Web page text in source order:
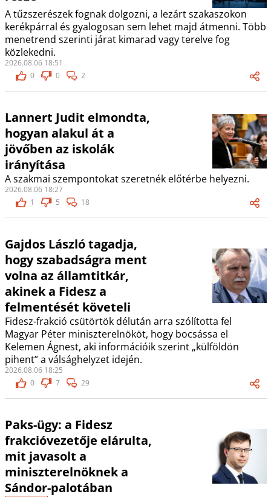
A tűzszerészek fognak dolgozni, a lezárt szakaszokon
kerékpárral és gyalogosan sem lehet majd átmenni. Több
menetrend szerinti járat kimarad vagy terelve fog
közlekedni.
2026.08.06 18:51
0
0 2
Lannert Judit elmondta,
hogyan alakul át a
jövőben az iskolák
irányítása
A szakmai szempontokat szeretnék előtérbe helyezni.
2026.08.06 18:27
1
5 18
Gajdos László tagadja,
hogy szabadságra ment
volna az államtitkár,
akinek a Fidesz a
felmentését követeli
Fidesz-frakció csütörtök délután arra szólította fel
Magyar Péter miniszterelnököt, hogy bocsássa el
Kelemen Ágnest, aki információik szerint „külföldön
pihent” a válsághelyzet idején.
2026.08.06 18:25
0
7 29
Paks-ügy: a Fidesz
frakcióvezetője elárulta,
mit javasolt a
miniszterelnöknek a
Sándor-palotában